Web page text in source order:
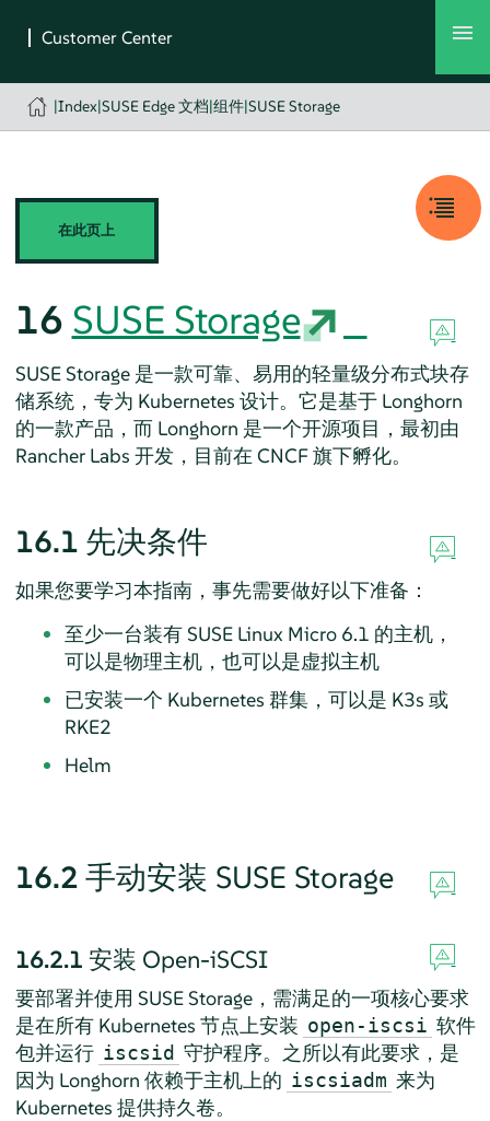
|Index|SUSE Edge 文档|组件|SUSE Storage
在此页上
16 SUSE Storage
SUSE Storage 是一款可靠、易用的轻量级分布式块存
储系统，专为 Kubernetes 设计。它是基于 Longhorn
的一款产品，而 Longhorn 是一个开源项目，最初由
Rancher Labs 开发，目前在 CNCF 旗下孵化。
16.1 先决条件
如果您要学习本指南，事先需要做好以下准备：
至少一台装有 SUSE Linux Micro 6.1 的主机，
可以是物理主机，也可以是虚拟主机
已安装一个 Kubernetes 群集，可以是 K3s 或
RKE2
Helm
16.2 手动安装 SUSE Storage
16.2.1 安装 Open-iSCSI
要部署并使用 SUSE Storage，需满足的一项核心要求
是在所有 Kubernetes 节点上安装 open-iscsi 软件
包并运行 iscsid 守护程序。之所以有此要求，是
因为 Longhorn 依赖于主机上的 iscsiadm 来为
Kubernetes 提供持久卷。